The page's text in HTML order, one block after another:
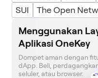
SUI
The Open
Menggunakan
Aplikasi OneKey
Dompet aman dengan
dApp. Beli,
seluler, atau browser.